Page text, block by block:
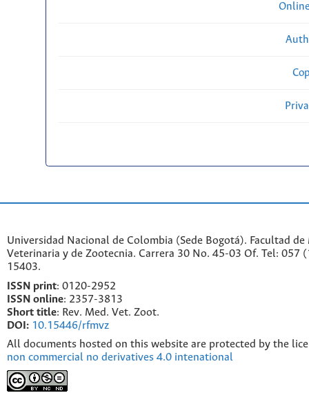
Universidad Nacional de Colombia (Sede Bogotá). Facultad de
Veterinaria y de Zootecnia. Carrera 30 No. 45-03 Of. Tel: 057
15403.
ISSN print: 0120-2952
SSN online: 2357-3813
Short title: Rev. Med. Vet. Zoot.
DOI: 10.15446/rfmvz
All documents hosted on this website are protected by the
non commercial no derivatives 4.0 intenational